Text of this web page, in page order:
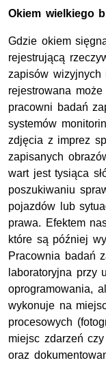
Okiem wielkiego
Gdzie okiem
rejestrującą
zapisów
rejestrowana
pracowni badań
systemów
zdjęcia z imprez
zapisanych
wart jest tysiąca
poszukiwaniu
pojazdów lub
prawa. Efektem
które są później
Pracownia badań
laboratoryjna przy
oprogramowania,
wykonuje na
procesowych
miejsc zdarzeń
oraz